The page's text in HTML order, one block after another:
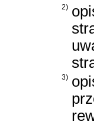
2)
3)